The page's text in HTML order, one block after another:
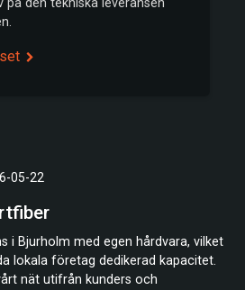
på den tekniska leveransen
05-22
i Bjurholm med egen hårdvara, vilket
lokala företag dedikerad kapacitet.
nät utifrån kunders och